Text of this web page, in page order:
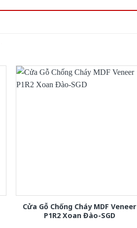
Cửa Gỗ Chống Cháy MDF Veneer
P1R2 Xoan Đào-SGD